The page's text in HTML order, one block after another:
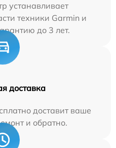
устанавливает
техники Garmin и
до 3 лет.
доставка
доставит ваше
и обратно.